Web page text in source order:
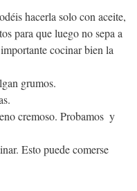
hacerla solo con aceite,
para que luego no sepa a
cocinar bien la
grumos.
cremoso. Probamos  y
Esto puede comerse